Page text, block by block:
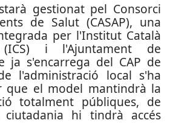
gestionat pel Consorci
de Salut (CASAP), una
per l'Institut Català
i l'Ajuntament de
ja s'encarrega del CAP de
l'administració local s'ha
que el model mantindrà la
totalment públiques, de
hi tindrà accés